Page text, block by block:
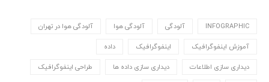
INFOGRAPHIC آلودگی آلودگی هوا آلودگی هوا در تهران
آموزش اینفوگرافیک اینفوگرافیک داده
دیداری سازی اطلاعات دیداری سازی داده ها طراحی اینفوگرافیک